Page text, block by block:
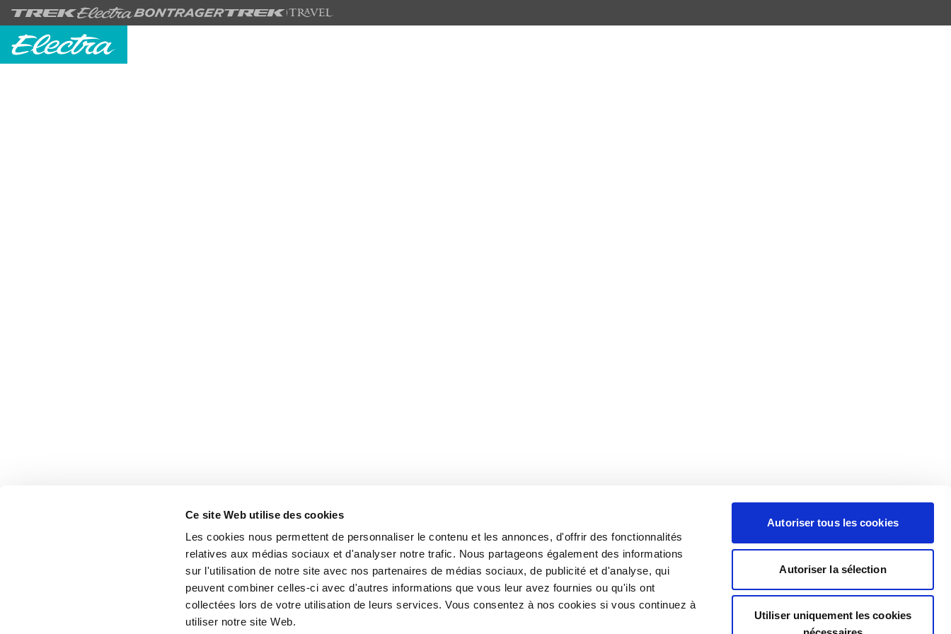
Ce site Web utilise des cookies
Les cookies nous permettent de personnaliser le contenu et les annonces, d'offrir des fonctionnalités
relatives aux médias sociaux et d'analyser notre trafic. Nous partageons également des informations
sur l'utilisation de notre site avec nos partenaires de médias sociaux, de publicité et d'analyse, qui
peuvent combiner celles-ci avec d'autres informations que vous leur avez fournies ou qu'ils ont
collectées lors de votre utilisation de leurs services. Vous consentez à nos cookies si vous continuez à
utiliser notre site Web.
Autoriser tous les cookies
Autoriser la sélection
Utiliser uniquement les cookies